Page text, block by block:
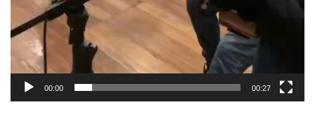
00:00 00:27